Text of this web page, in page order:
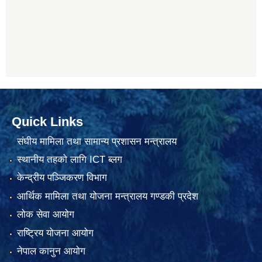
Quick Links
संघीय मामिला तथा सामान्य प्रशासन मन्त्रालय
स्थानीय तहको लागि ICT ब्लग
केन्द्रीय पञ्जिकरण विभाग
आर्थिक मामिला तथा योजना मन्त्रालय गण्डकी प्रदेश
लोक सेवा आयोग
राष्ट्रिय योजना आयोग
नेपाल कानुन आयोग